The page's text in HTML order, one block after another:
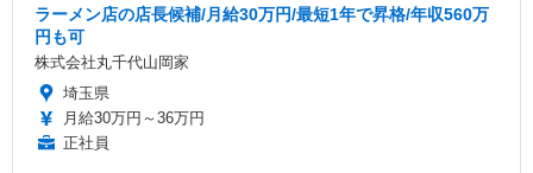
ラーメン店の店長候補/月給30万円/最短1年で昇格/年収560万
円も可
株式会社丸千代山岡家
埼玉県
月給30万円～36万円
正社員